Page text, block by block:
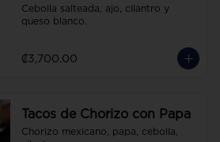
Cebolla salteada, ajo, cilantro y
queso blanco.
₡3,700.00
Tacos de Chorizo con Papa
Chorizo mexicano, papa, cebolla,